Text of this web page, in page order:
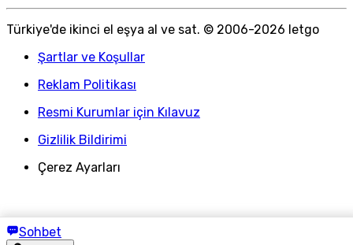
Sohbet
Türkiye'de ikinci el eşya al ve sat. © 2006-2026 letgo
Şartlar ve Koşullar
Reklam Politikası
Resmi Kurumlar için Kılavuz
Gizlilik Bildirimi
Çerez Ayarları